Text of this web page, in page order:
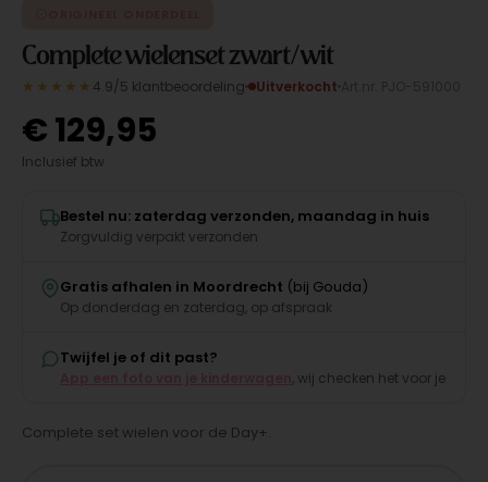
Complete wielenset zwart/wit
★★★★★ 4.9/5 klantbeoordeling Uitverkocht
€129,95
Inclusief btw
Bestel nu: zaterdag verzonden, maandag in huis
Zorgvuldig verpakt verzonden
Gratis afhalen in Moordrecht (bij Gouda)
Op donderdag en zaterdag, op afspraak
Twijfel je of dit past?
, wij checken het voor je
Complete set wielen voor de Day+.